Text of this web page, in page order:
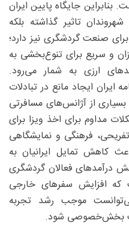
جایگاه پایین ایران
تاثیر گذاشته بلکه
صنعت گردشگری نیز دارد؛
و سریع برای تنوع‌بخشی به
ارزی به شمار می‌رود.
ایران ایجاد مانع در تبادلات
از آژانس‌های مسافرتی
مداوم برای اخذ ویزا برای
فرهنگی و نمایشگاهی
کاهش تمایل ایرانیان به
درآمدهای فعالان گردشگری
که افزایش سفرهای خارجی
موجب رشد تجربه
بخش‌خصوصی شود.